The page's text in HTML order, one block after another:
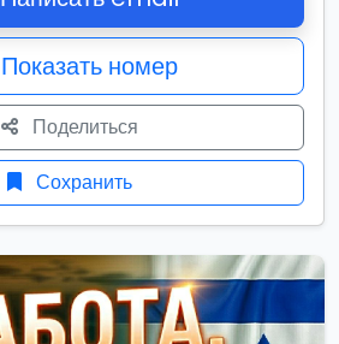
Показать номер
Поделиться
Сохранить